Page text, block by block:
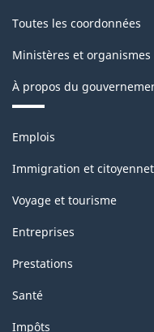
Toutes les coordonnées
Ministères et organismes
À propos du
Thèmes
sujets
Emplois
Immigration et
Voyage et tourisme
Entreprises
Prestations
Santé
Impôts